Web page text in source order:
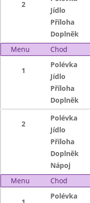
2
Jídlo
Příloha
Doplněk
Menu
Chod
1
Polévka
Jídlo
Příloha
Doplněk
2
Polévka
Jídlo
Příloha
Doplněk
Nápoj
Menu
Chod
Polévka